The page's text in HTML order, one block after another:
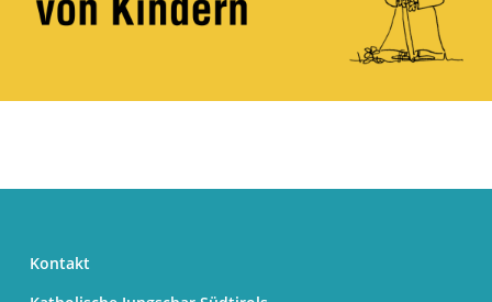
Kontakt